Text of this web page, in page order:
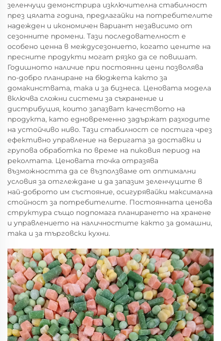
зеленчуци демонстрира изключителна стабилност
през цялата година, предлагайки на потребителите
надежден и икономичен вариант независимо от
сезонните промени. Тази последователност е
особено ценна в междусезонието, когато цените на
пресните продукти могат рязко да се повишат.
Годишното наличие при постоянни цени позволява
по-добро планиране на бюджета както за
домакинствата, така и за бизнеса. Ценовата модела
включва сложни системи за съхранение и
дистрибуция, които запазват качеството на
продукта, като едновременно задържат разходите
на устойчиво ниво. Тази стабилност се постига чрез
ефективно управление на веригата за доставки и
групова обработка по време на пиковия период на
реколтата. Ценовата точка отразява
възможността да се възползваме от оптимални
условия за отглеждане и да запазим зеленчуците в
най-доброто им състояние, осигурявайки максимална
стойност за потребителите. Постоянната ценова
структура също подпомага планирането на хранене
и управлението на наличностите както за домашни,
така и за търговски кухни.